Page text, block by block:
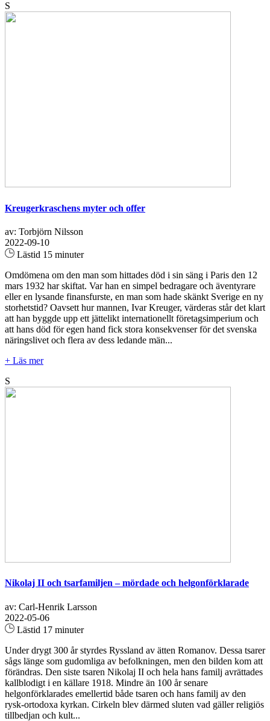
S
Kreugerkraschens myter och offer
av: Torbjörn Nilsson
2022-09-10
Lästid 15 minuter
Omdömena om den man som hittades död i sin säng i Paris den 12
mars 1932 har skiftat. Var han en simpel bedragare och äventyrare
eller en lysande finansfurste, en man som hade skänkt Sverige en ny
storhetstid? Oavsett hur mannen, Ivar Kreuger, värderas står det klart
att han byggde upp ett jättelikt internationellt företagsimperium och
att hans död för egen hand fick stora konsekvenser för det svenska
näringslivet och flera av dess ledande män...
+ Läs mer
S
Nikolaj II och tsarfamiljen – mördade och helgonförklarade
av: Carl-Henrik Larsson
2022-05-06
Lästid 17 minuter
Under drygt 300 år styrdes Ryssland av ätten Romanov. Dessa tsarer
sågs länge som gudomliga av befolkningen, men den bilden kom att
förändras. Den siste tsaren Nikolaj II och hela hans familj avrättades
kallblodigt i en källare 1918. Mindre än 100 år senare
helgonförklarades emellertid både tsaren och hans familj av den
rysk-ortodoxa kyrkan. Cirkeln blev därmed sluten vad gäller religiös
tillbedjan och kult...